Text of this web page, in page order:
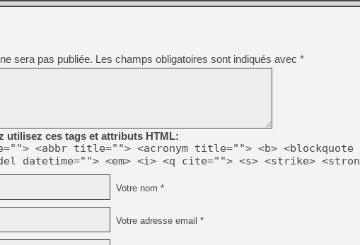
[LS] [PS5] ps5-y2jb-
[GK] Pourquoi Marvel
[GK] Test : Restory : Chill
[GK] GTA 6 : Rockstar
[GK] Hot Wheels Infinite
[GK] Mémoire cash -
[GK] Résultats Nintendo :
[GK] Déjà des
[Mo5] Brickboy cherche à
[GK] Minecraft et ses «
[GK] Beast of
[GK] Ubisoft : fin de partie
[GK] Mémoire cash -
[GK] Dan Houser (GTA)
[GK] Comment EA Sports
[GK] Crimson Moon : un
[GK] Isle of Reveries : le
[GK] Moonlighter 2 : The
[GK] Capcom relance
sera pas publiée. Les champs obligatoires sont indiqués avec *
utilisez ces tags et attributs HTML:
<abbr title=""> <acronym title=""> <b> <blockquote
datetime=""> <em> <i> <q cite=""> <s> <strike>
Votre nom *
Votre adresse email *